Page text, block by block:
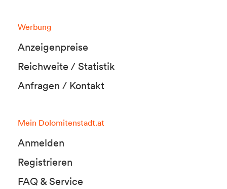
Werbung
Anzeigenpreise
Reichweite / Statistik
Anfragen / Kontakt
Mein Dolomitenstadt.at
Anmelden
Registrieren
FAQ & Service